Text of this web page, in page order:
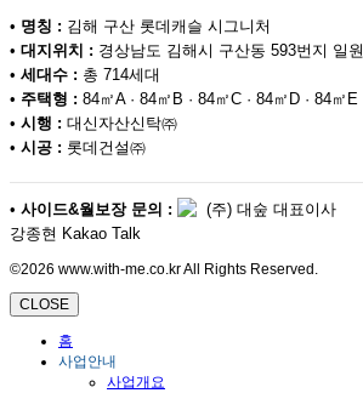
• 명칭 : 김해 구산 롯데캐슬 시그니처
• 대지위치 : 경상남도 김해시 구산동 593번지 일원
• 세대수 : 총 714세대
• 주택형 : 84㎡A · 84㎡B · 84㎡C · 84㎡D · 84㎡E
• 시행 : 대신자산신탁㈜
• 시공 : 롯데건설㈜
• 사이드&월보장 문의 :
(주) 대숲 대표이사
강종현 Kakao Talk
©2026 www.with-me.co.kr All Rights Reserved.
CLOSE
홈
사업안내
사업개요